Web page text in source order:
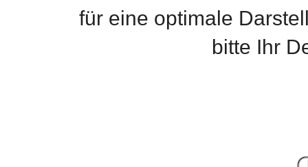
für eine optimale
bitte Ihr